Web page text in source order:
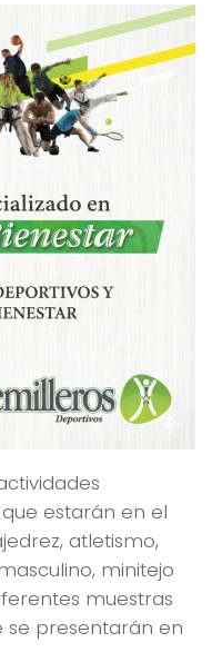
estarán en el
atletismo,
minitejo
muestras
se presentarán en